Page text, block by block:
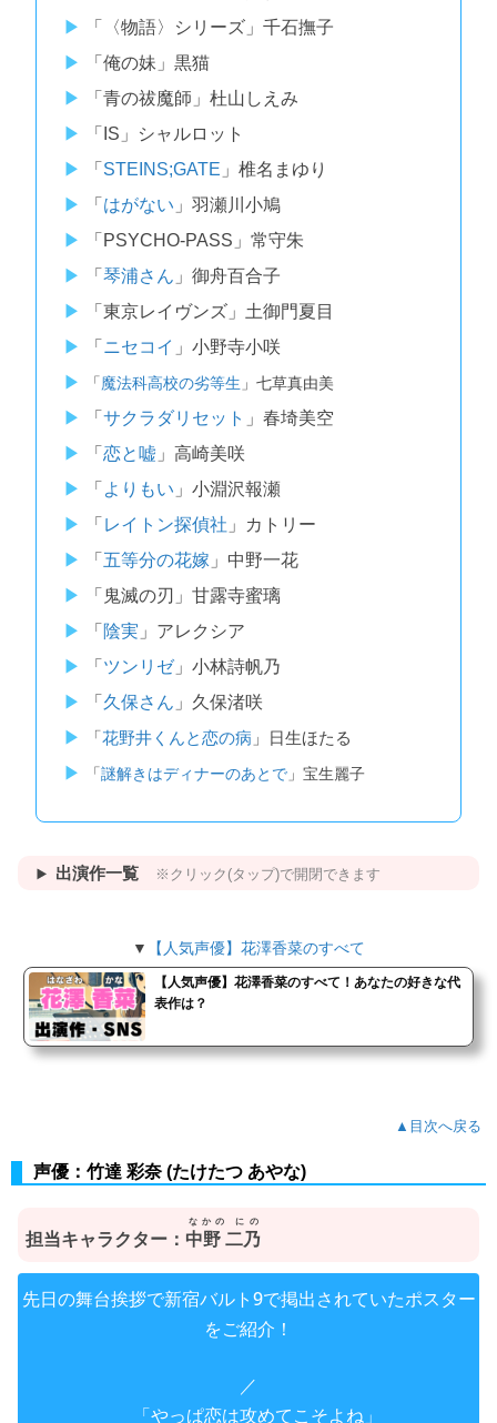
「〈物語〉シリーズ」千石撫子
「俺の妹」黒猫
「青の祓魔師」杜山しえみ
「IS」シャルロット
「 STEINS;GATE 」椎名まゆり
「 はがない 」羽瀬川小鳩
「PSYCHO-PASS」常守朱
「 琴浦さん 」御舟百合子
「東京レイヴンズ」土御門夏目
「 ニセコイ 」小野寺小咲
「魔法科高校の劣等生 」七草真由美
「 サクラダリセット 」春埼美空
「 恋と嘘 」高崎美咲
「 よりもい 」小淵沢報瀬
「 レイトン探偵社 」カトリー
「 五等分の花嫁 」中野一花
「鬼滅の刃」甘露寺蜜璃
「 陰実 」アレクシア
「 ツンリゼ」小林詩帆乃
「 久保さん 」久保渚咲
「花野井くんと恋の病 」日生ほたる
「謎解きはディナーのあとで」宝生麗子
出演作一覧 ※クリック(タップ)で開閉できます
▼ 【人気声優】花澤香菜のすべて
【人気声優】花澤香菜のすべて！あなたの好きな代
表作は？
▲目次へ戻る
声優：竹達 彩奈 (たけたつ あやな)
担当キャラクター： 中野 二乃
なかの にの
先日の舞台挨拶で新宿バルト9で掲出されていたポスター
をご紹介！
／
「やっぱ恋は攻めてこそよね」